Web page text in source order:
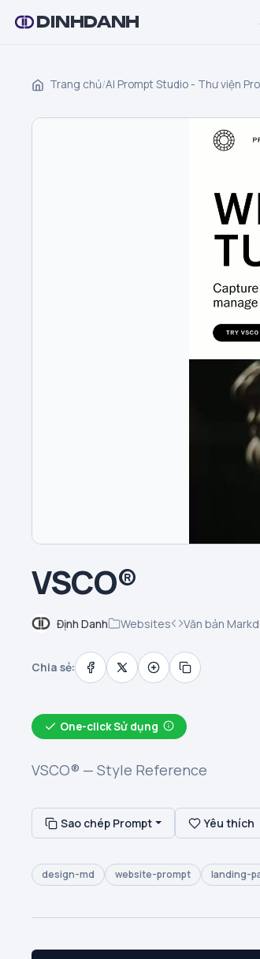
DINHDANH
Trang chủ/AI Prompt Studio - Thư viện
VSCO®
Định Danh Websites Văn bản
Chia sẻ:
One-click Sử dụng
VSCO® — Style Reference
Sao chép Prompt Yêu thích
design-md website-prompt landing-